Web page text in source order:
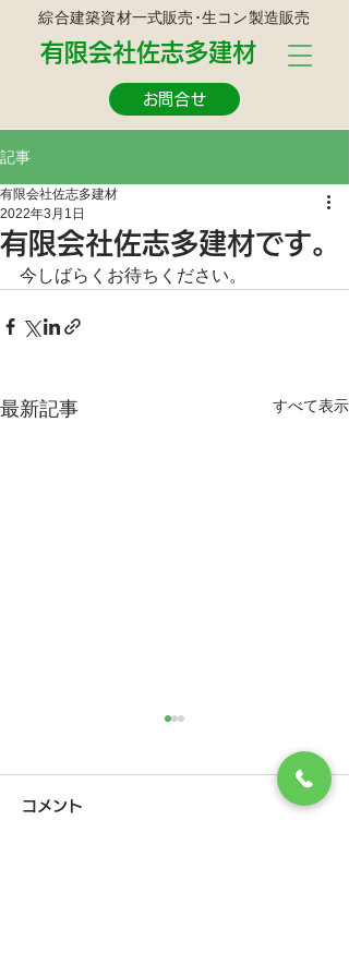
有限会社佐志多建材
綜合建築資材一式販売･生コン製造販売
お問合せ
記事
有限会社佐志多建材です。
有限会社佐志多建材
2022年3月1日
今しばらくお待ちください。
最新記事 すべて表示
コメント